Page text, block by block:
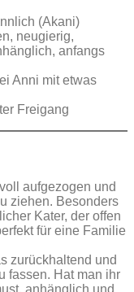
(Akani)
neugierig,
anfangs
Anni mit etwas
Freigang
aufgezogen und
ziehen. Besonders
Kater, der offen
für eine Familie
zurückhaltend und
fassen. Hat man ihr